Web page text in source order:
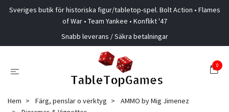
Sveriges butik för historiska figur/tabletop-spel. Bolt Action • Flames
of War • Team Yankee • Konflikt '47
Snabb leverans / Säkra betalningar
0
Hem Färg, penslar o verktyg
AMMO by Mig Jimenez